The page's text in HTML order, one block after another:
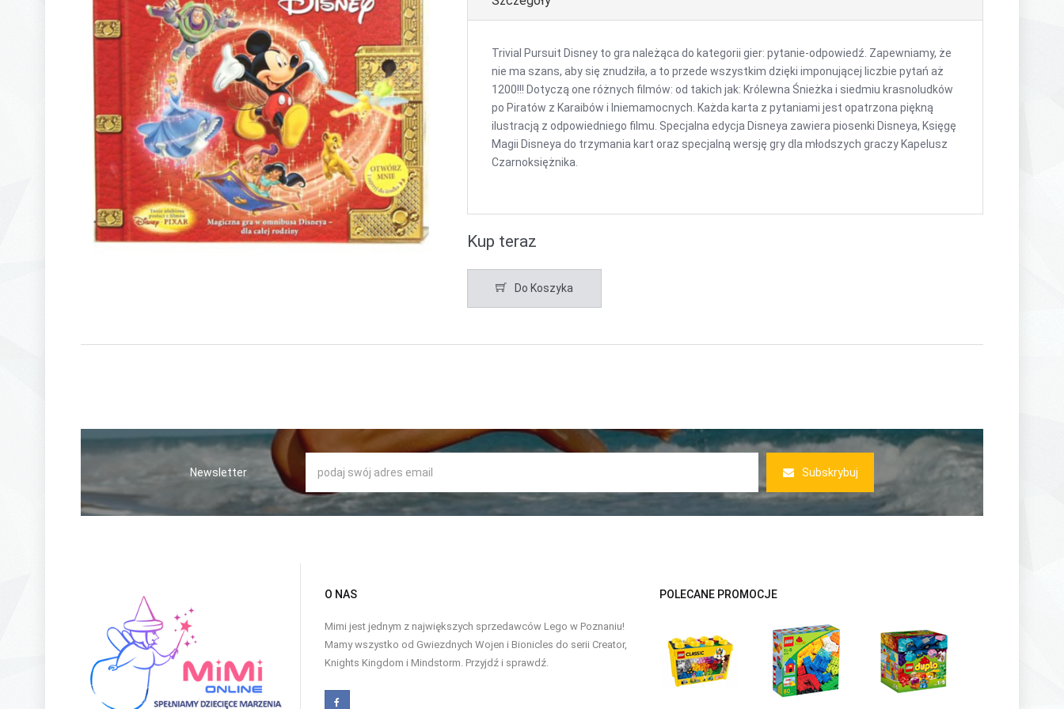
Trivial Pursuit Disney to gra należąca do kategorii gier: pytanie-odpowiedź. Zapewniamy, że
nie ma szans, aby się znudziła, a to przede wszystkim dzięki imponującej liczbie pytań aż
1200!!! Dotyczą one różnych filmów: od takich jak: Królewna Śnieżka i siedmiu krasnoludków
po Piratów z Karaibów i Iniemamocnych. Każda karta z pytaniami jest opatrzona piękną
ilustracją z odpowiedniego filmu. Specjalna edycja Disneya zawiera piosenki Disneya, Księgę
Magii Disneya do trzymania kart oraz specjalną wersję gry dla młodszych graczy Kapelusz
Czarnoksiężnika.
Kup teraz
Do Koszyka
Newsletter Subskrybuj
O NAS
Mimi jest jednym z największych sprzedawców Lego w Poznaniu!
Mamy wszystko od Gwiezdnych Wojen i Bionicles do serii Creator,
Knights Kingdom i Mindstorm. Przyjdź i sprawdź.
POLECANE PROMOCJE